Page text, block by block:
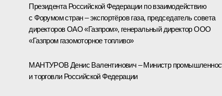
Президента Российской Федерации по взаимодействию
с Форумом стран – экспортёров газа, председатель совета
директоров ОАО «Газпром», генеральный директор ООО
«Газпром газомоторное топливо»
МАНТУРОВ Денис Валентинович – Министр
и торговли Российской Федерации